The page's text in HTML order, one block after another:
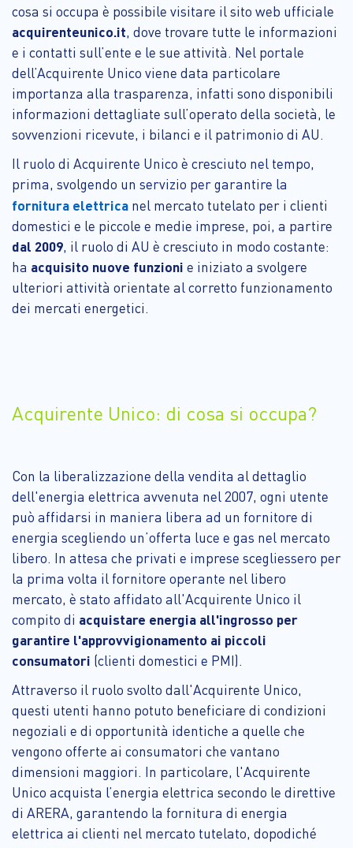
cosa si occupa è possibile visitare il sito web ufficiale
acquirenteunico.it, dove trovare tutte le informazioni
e i contatti sull’ente e le sue attività. Nel portale
dell’Acquirente Unico viene data particolare
importanza alla trasparenza, infatti sono disponibili
informazioni dettagliate sull’operato della società, le
sovvenzioni ricevute, i bilanci e il patrimonio di AU.
Il ruolo di Acquirente Unico è cresciuto nel tempo,
prima, svolgendo un servizio per garantire la
fornitura elettrica nel mercato tutelato per i clienti
domestici e le piccole e medie imprese, poi, a partire
dal 2009, il ruolo di AU è cresciuto in modo costante:
ha acquisito nuove funzioni e iniziato a svolgere
ulteriori attività orientate al corretto funzionamento
dei mercati energetici.
Acquirente Unico: di cosa si occupa?
Con la liberalizzazione della vendita al dettaglio
dell'energia elettrica avvenuta nel 2007, ogni utente
può affidarsi in maniera libera ad un fornitore di
energia scegliendo un’offerta luce e gas nel mercato
libero. In attesa che privati e imprese scegliessero per
la prima volta il fornitore operante nel libero
mercato, è stato affidato all'Acquirente Unico il
compito di acquistare energia all'ingrosso per
garantire l'approvvigionamento ai piccoli
consumatori (clienti domestici e PMI).
Attraverso il ruolo svolto dall'Acquirente Unico,
questi utenti hanno potuto beneficiare di condizioni
negoziali e di opportunità identiche a quelle che
vengono offerte ai consumatori che vantano
dimensioni maggiori. In particolare, l'Acquirente
Unico acquista l’energia elettrica secondo le direttive
di ARERA, garantendo la fornitura di energia
elettrica ai clienti nel mercato tutelato, dopodiché